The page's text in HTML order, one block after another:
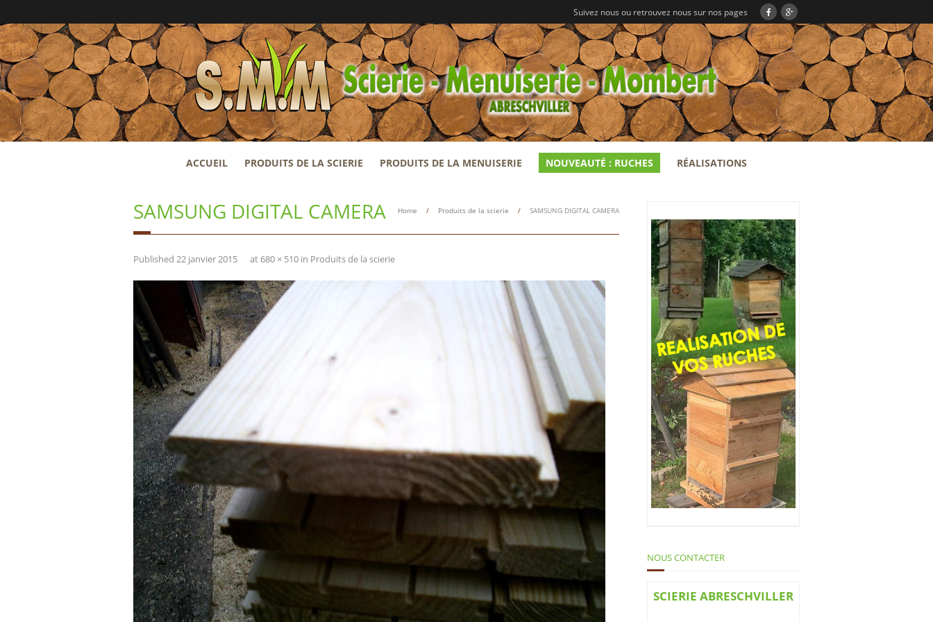
Suivez nous ou retrouvez nous sur nos pages
ACCUEIL PRODUITS DE LA SCIERIE PRODUITS DE LA MENUISERIE NOUVEAUTÉ : RUCHES RÉALISATIONS
SAMSUNG DIGITAL CAMERA Home / Produits de la scierie / SAMSUNG DIGITAL CAMERA
Published 22 janvier 2015 at680 × 510 in Produits de la scierie
NOUS CONTACTER
SCIERIE ABRESCHVILLER